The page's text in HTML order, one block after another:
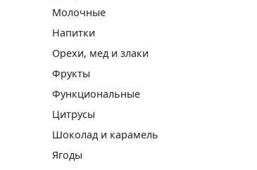
Молочные
Напитки
Орехи, мед и злаки
Фрукты
Функциональные
Цитрусы
Шоколад и карамель
Ягоды